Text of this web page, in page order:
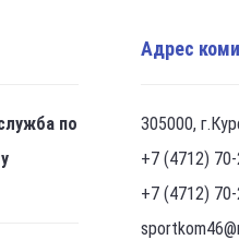
по
Адрес
305000,
+7 (4712)
+7 (4712)